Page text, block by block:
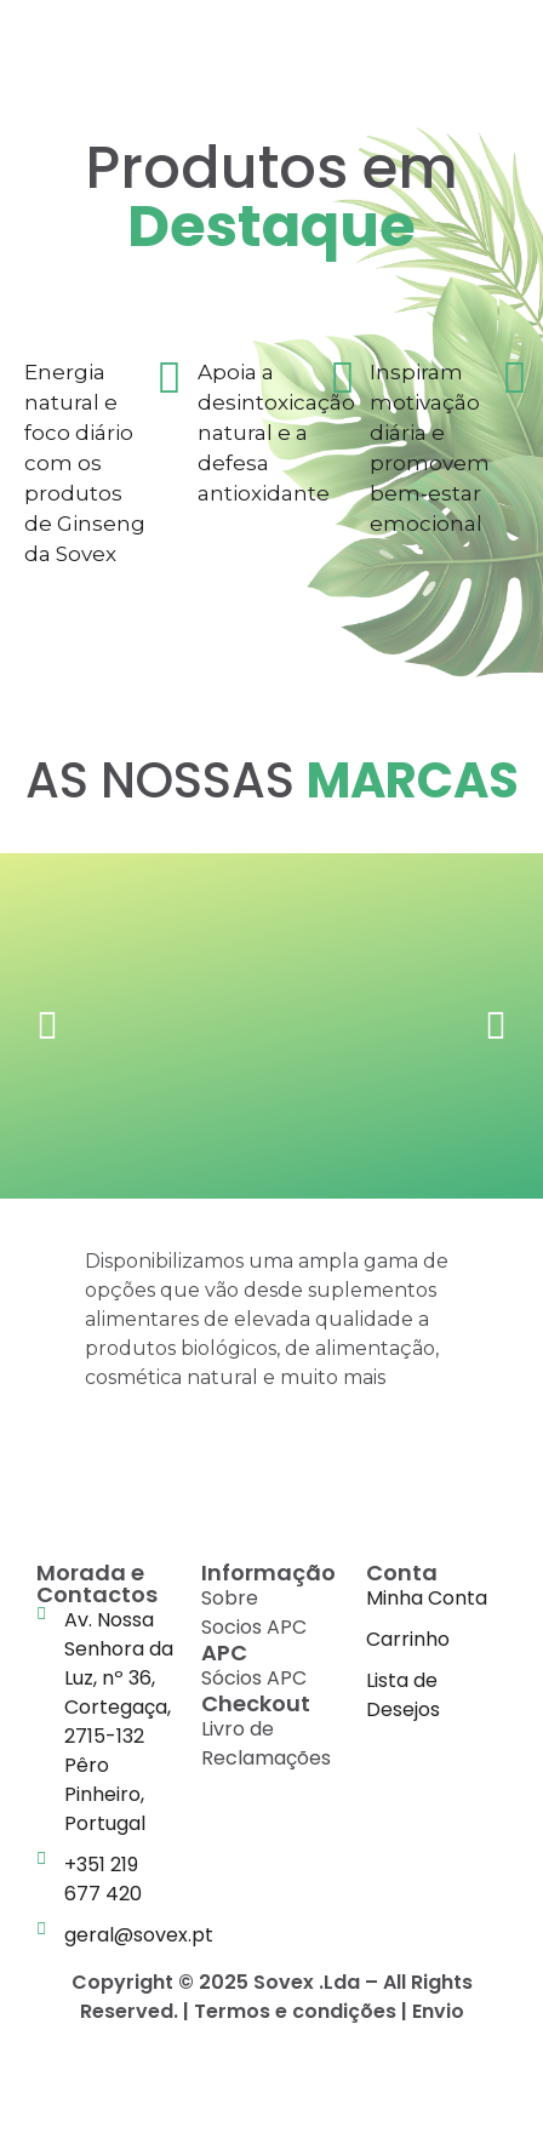
Produtos em
Destaque
Energia
natural e
foco diário
com os
produtos
de Ginseng
da Sovex
Apoia a
desintoxicação
natural e a
defesa
antioxidante
Inspiram
motivação
diária e
promovem
bem-estar
emocional
AS NOSSAS MARCAS
Disponibilizamos uma ampla gama de
opções que vão desde suplementos
alimentares de elevada qualidade a
produtos biológicos, de alimentação,
cosmética natural e muito mais
Morada e
Contactos
Av. Nossa
Senhora da
Luz, nº 36,
Cortegaça,
2715-132
Pêro
Pinheiro,
Portugal
+351 219
677 420
geral@sovex.pt
Informação
Sobre
Socios APC
APC
Sócios APC
Checkout
Livro de
Reclamações
Conta
Minha Conta
Carrinho
Lista de
Desejos
Copyright © 2025 Sovex .Lda – All Rights
Reserved. | Termos e condições | Envio